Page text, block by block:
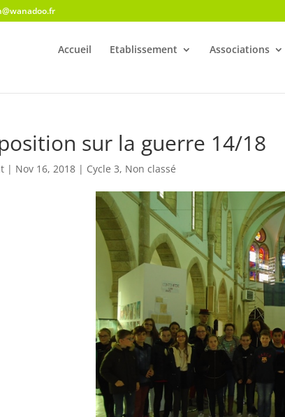
Accueil Etablissement Associations
sur la guerre 14/18
| Nov 16, 2018 | Cycle 3, Non classé